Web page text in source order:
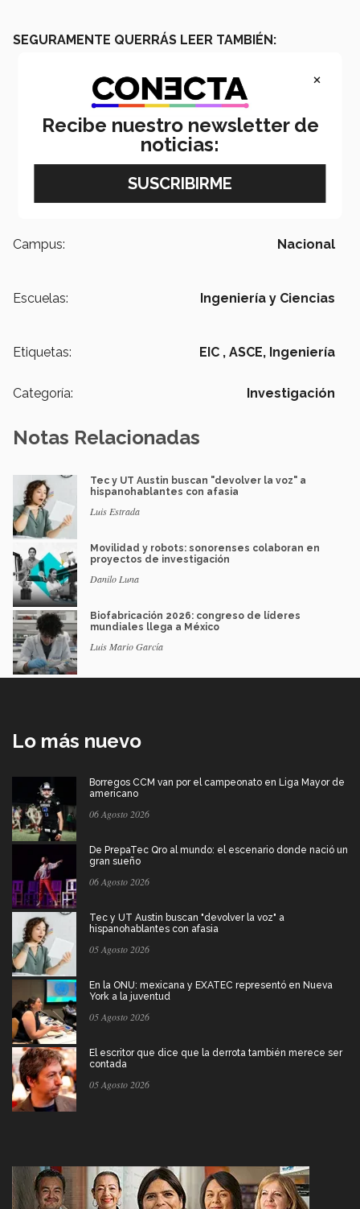
SEGURAMENTE QUERRÁS LEER TAMBIÉN:
Campus: Nacional
Escuelas: Ingeniería y Ciencias
Etiquetas: EIC , ASCE, Ingeniería
Categoría: Investigación
Notas Relacionadas
Tec y UT Austin buscan "devolver la voz" a
hispanohablantes con afasia
Luis Estrada
Movilidad y robots: sonorenses colaboran en
proyectos de investigación
Danilo Luna
Biofabricación 2026: congreso de líderes
mundiales llega a México
Luis Mario García
Lo más nuevo
Borregos CCM van por el campeonato en Liga Mayor de
americano
06 Agosto 2026
De PrepaTec Qro al mundo: el escenario donde nació un
gran sueño
06 Agosto 2026
Tec y UT Austin buscan "devolver la voz" a
hispanohablantes con afasia
05 Agosto 2026
En la ONU: mexicana y EXATEC representó en Nueva
York a la juventud
05 Agosto 2026
El escritor que dice que la derrota también merece ser
contada
05 Agosto 2026
×
Recibe nuestro newsletter de
noticias: